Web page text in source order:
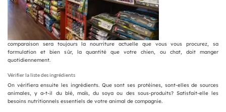
comparaison sera toujours la nourriture actuelle que vous vous procurez, sa
formulation et bien sûr, la quantité que votre chien, ou chat, doit manger
quotidiennement.
Vérifier la liste des ingrédients
On vérifiera ensuite les ingrédients. Que sont ses protéines, sont-elles de sources
animales, y a-t-il du blé, maïs, du soya ou des sous-produits? Satisfait-elle les
besoins nutritionnels essentiels de votre animal de compagnie.